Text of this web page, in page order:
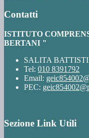
Contatti
ISTITUTO
BERTANI "
SALITA
Tel: 010 8391792
Email:
PEC:
Sezione Link Utili